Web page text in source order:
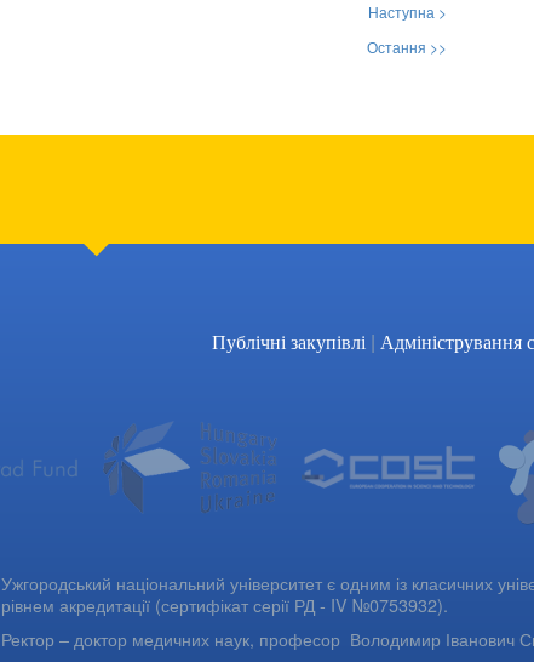
Наступна >
Остання >>
Публічні закупівлі | Адміністрування
Ужгородський національний університет є одним із класичних
рівнем акредитації (сертифікат серії РД - IV №0753932).
Ректор – доктор медичних наук, професор Володимир Іванович